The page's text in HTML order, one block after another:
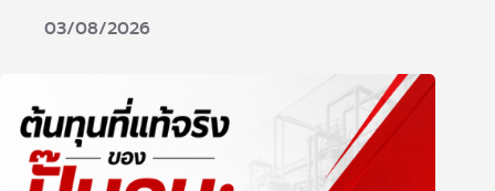
03/08/2026